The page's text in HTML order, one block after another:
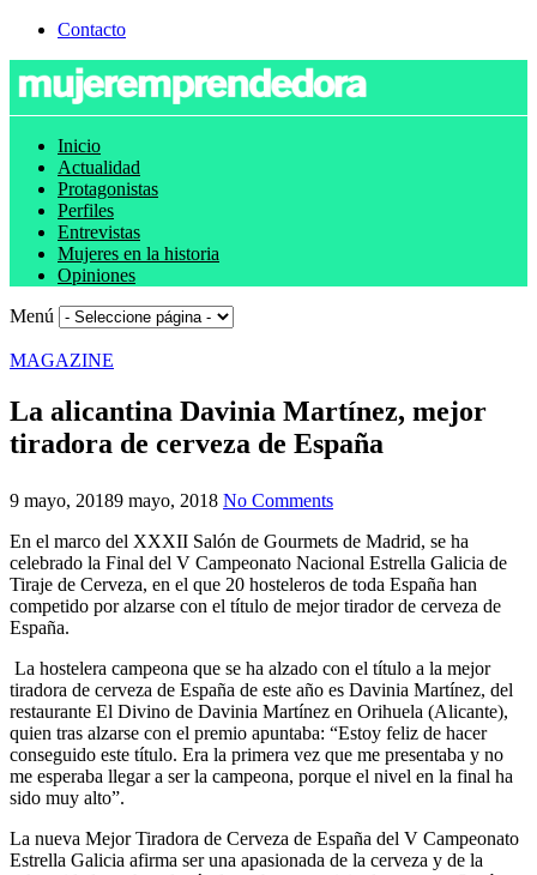
Contacto
Inicio
Actualidad
Protagonistas
Perfiles
Entrevistas
Mujeres en la historia
Opiniones
Menú
MAGAZINE
La alicantina Davinia Martínez, mejor
tiradora de cerveza de España
9 mayo, 20189 mayo, 2018 No Comments
En el marco del XXXII Salón de Gourmets de Madrid, se ha
celebrado la Final del V Campeonato Nacional Estrella Galicia de
Tiraje de Cerveza, en el que 20 hosteleros de toda España han
competido por alzarse con el título de mejor tirador de cerveza de
España.
La hostelera campeona que se ha alzado con el título a la mejor
tiradora de cerveza de España de este año es Davinia Martínez, del
restaurante El Divino de Davinia Martínez en Orihuela (Alicante),
quien tras alzarse con el premio apuntaba: “Estoy feliz de hacer
conseguido este título. Era la primera vez que me presentaba y no
me esperaba llegar a ser la campeona, porque el nivel en la final ha
sido muy alto”.
La nueva Mejor Tiradora de Cerveza de España del V Campeonato
Estrella Galicia afirma ser una apasionada de la cerveza y de la